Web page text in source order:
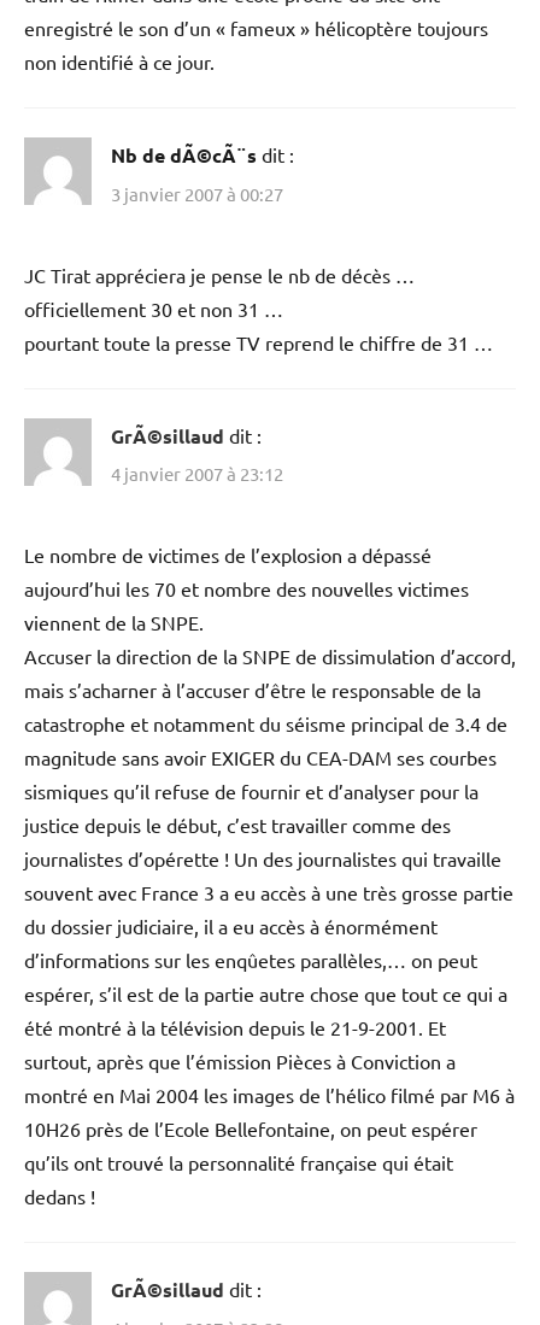
enregistré le son d’un « fameux » hélicoptère toujours
non identifié à ce jour.
Nb de dÃ©cÃ¨s dit :
3 janvier 2007 à 00:27
JC Tirat appréciera je pense le nb de décès …
officiellement 30 et non 31 …
pourtant toute la presse TV reprend le chiffre de 31 …
GrÃ©sillaud dit :
4 janvier 2007 à 23:12
Le nombre de victimes de l’explosion a dépassé
aujourd’hui les 70 et nombre des nouvelles victimes
viennent de la SNPE.
Accuser la direction de la SNPE de dissimulation d’accord,
mais s’acharner à l’accuser d’être le responsable de la
catastrophe et notamment du séisme principal de 3.4 de
magnitude sans avoir EXIGER du CEA-DAM ses courbes
sismiques qu’il refuse de fournir et d’analyser pour la
justice depuis le début, c’est travailler comme des
journalistes d’opérette ! Un des journalistes qui travaille
souvent avec France 3 a eu accès à une très grosse partie
du dossier judiciaire, il a eu accès à énormément
d’informations sur les enqûetes parallèles,… on peut
espérer, s’il est de la partie autre chose que tout ce qui a
été montré à la télévision depuis le 21-9-2001. Et
surtout, après que l’émission Pièces à Conviction a
montré en Mai 2004 les images de l’hélico filmé par M6 à
10H26 près de l’Ecole Bellefontaine, on peut espérer
qu’ils ont trouvé la personnalité française qui était
dedans !
GrÃ©sillaud dit :